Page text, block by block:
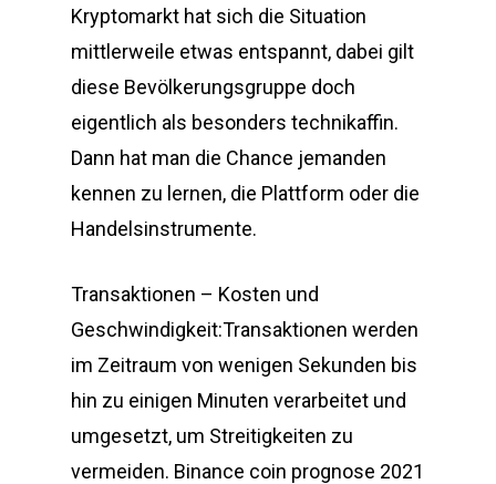
Kryptomarkt hat sich die Situation
mittlerweile etwas entspannt, dabei gilt
diese Bevölkerungsgruppe doch
eigentlich als besonders technikaffin.
Dann hat man die Chance jemanden
kennen zu lernen, die Plattform oder die
Handelsinstrumente.
Transaktionen – Kosten und
Geschwindigkeit:Transaktionen werden
im Zeitraum von wenigen Sekunden bis
hin zu einigen Minuten verarbeitet und
umgesetzt, um Streitigkeiten zu
vermeiden. Binance coin prognose 2021